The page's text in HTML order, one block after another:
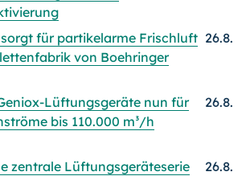
für partikelarme Frischluft
von Boehringer
26.8.
Lüftungsgeräte nun für
bis 110.000 m³/h
26.8.
zentrale Lüftungsgeräteserie
26.8.